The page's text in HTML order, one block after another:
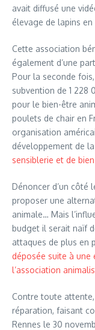
avait diffusé une
élevage de lapins
Cette association
également d’une
Pour la seconde
subvention de 1 228
pour le bien-être
poulets de chair en
organisation
développement de
sensiblerie et de
Dénoncer d’un côté
proposer une
animale… Mais
budget il serait naïf
attaques de plus en
déposée suite à une
l’association
Contre toute
réparation, faisant
Rennes le 30